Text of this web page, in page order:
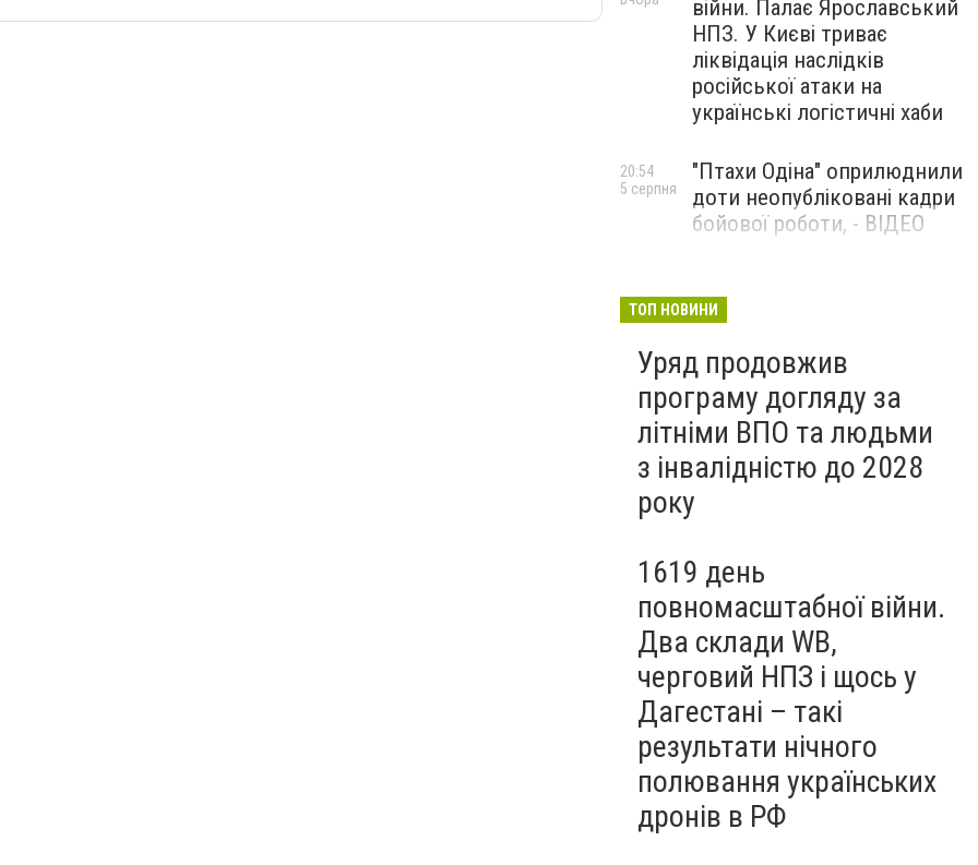
війни. Палає Ярославський
НПЗ. У Києві триває
ліквідація наслідків
російської атаки на
українські логістичні хаби
"Птахи Одіна" оприлюднили
доти неопубліковані кадри
бойової роботи, - ВІДЕО
20:54
5 серпня
Бєдняков зіграє тата
новому українському
фільмі, - ФОТО
5 серпня
ТОП НОВИНИ
Уряд продовжив
програму догляду за
літніми ВПО та людьми
з інвалідністю до 2028
року
1619 день
повномасштабної війни.
Два склади WB,
черговий НПЗ і щось у
Дагестані – такі
результати нічного
полювання українських
дронів в РФ